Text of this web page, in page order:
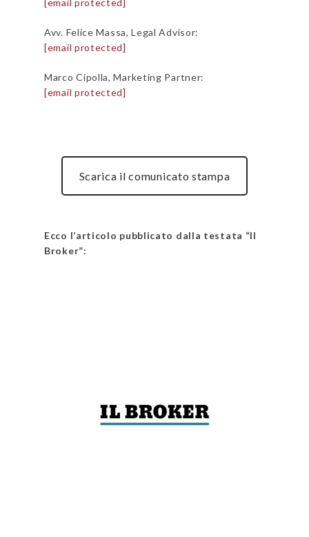
Avv. Felice Massa, Legal Advisor:
[email protected]
Marco Cipolla, Marketing Partner:
[email protected]
Scarica il comunicato stampa
Ecco l’articolo pubblicato dalla testata “Il
Broker”:
Leggi